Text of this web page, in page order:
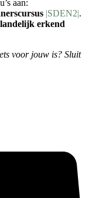
aan:
|SDEN2|.
erkend
voor jouw is? Sluit